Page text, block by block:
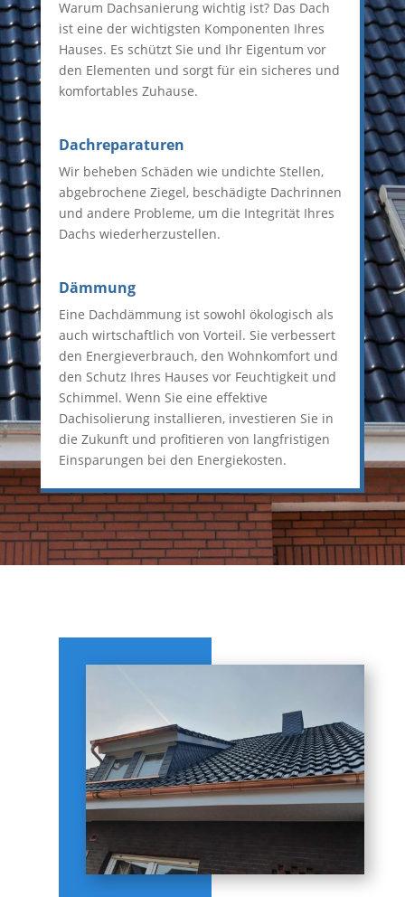
Warum Dachsanierung wichtig ist? Das Dach
ist eine der wichtigsten Komponenten Ihres
Hauses. Es schützt Sie und Ihr Eigentum vor
den Elementen und sorgt für ein sicheres und
komfortables Zuhause.
Dachreparaturen
Wir beheben Schäden wie undichte Stellen,
abgebrochene Ziegel, beschädigte Dachrinnen
und andere Probleme, um die Integrität Ihres
Dachs wiederherzustellen.
Dämmung
Eine Dachdämmung ist sowohl ökologisch als
auch wirtschaftlich von Vorteil. Sie verbessert
den Energieverbrauch, den Wohnkomfort und
den Schutz Ihres Hauses vor Feuchtigkeit und
Schimmel. Wenn Sie eine effektive
Dachisolierung installieren, investieren Sie in
die Zukunft und profitieren von langfristigen
Einsparungen bei den Energiekosten.